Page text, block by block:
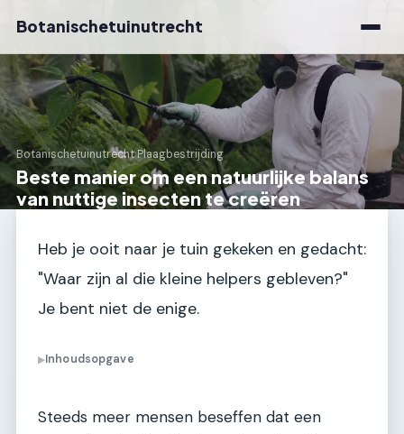
Botanischetuinutrecht
Botanischetuinutrecht›Plaagbestrijding
Beste manier om een natuurlijke balans
van nuttige insecten te creëren
Heb je ooit naar je tuin gekeken en gedacht:
"Waar zijn al die kleine helpers gebleven?"
Je bent niet de enige.
▶Inhoudsopgave
Steeds meer mensen beseffen dat een